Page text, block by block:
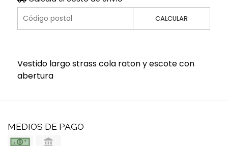
CALCULAR
Vestido largo strass cola raton y escote con
abertura
MEDIOS DE PAGO